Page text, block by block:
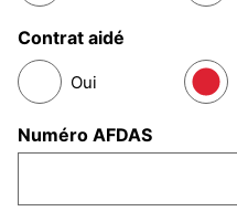
Contrat aidé
Oui
Numéro AFDAS